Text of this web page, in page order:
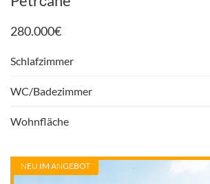
280.000€
Schlafzimmer
WC/Badezimmer
Wohnfläche
NEU IM ANGEBOT